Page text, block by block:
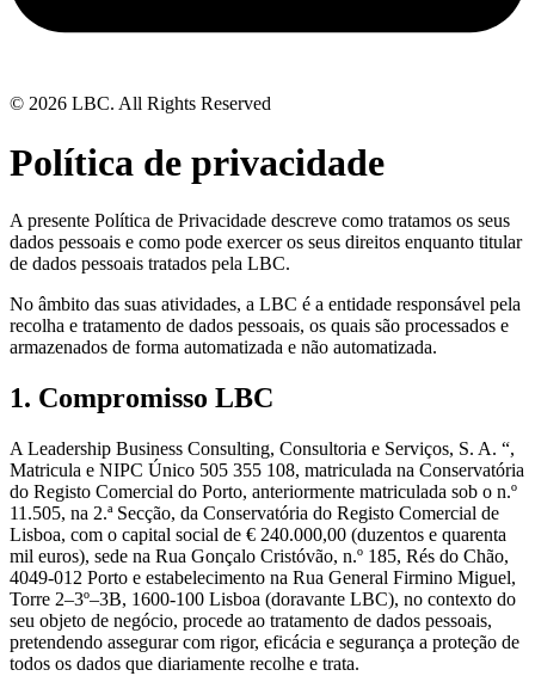
© 2026 LBC. All Rights Reserved
Política de privacidade
A presente Política de Privacidade descreve como tratamos os seus
dados pessoais e como pode exercer os seus direitos enquanto titular
de dados pessoais tratados pela LBC.
No âmbito das suas atividades, a LBC é a entidade responsável pela
recolha e tratamento de dados pessoais, os quais são processados e
armazenados de forma automatizada e não automatizada.
1. Compromisso LBC
A Leadership Business Consulting, Consultoria e Serviços, S. A. “,
Matricula e NIPC Único 505 355 108, matriculada na Conservatória
do Registo Comercial do Porto, anteriormente matriculada sob o n.º
11.505, na 2.ª Secção, da Conservatória do Registo Comercial de
Lisboa, com o capital social de € 240.000,00 (duzentos e quarenta
mil euros), sede na Rua Gonçalo Cristóvão, n.º 185, Rés do Chão,
4049-012 Porto e estabelecimento na Rua General Firmino Miguel,
Torre 2–3º–3B, 1600-100 Lisboa (doravante LBC), no contexto do
seu objeto de negócio, procede ao tratamento de dados pessoais,
pretendendo assegurar com rigor, eficácia e segurança a proteção de
todos os dados que diariamente recolhe e trata.